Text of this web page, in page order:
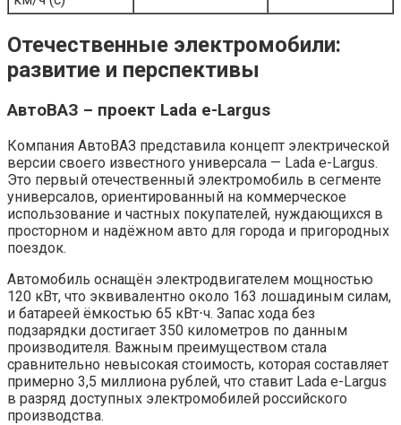
Отечественные электромобили:
развитие и перспективы
АвтоВАЗ – проект Lada e-Largus
Компания АвтоВАЗ представила концепт электрической
версии своего известного универсала — Lada e-Largus.
Это первый отечественный электромобиль в сегменте
универсалов, ориентированный на коммерческое
использование и частных покупателей, нуждающихся в
просторном и надёжном авто для города и пригородных
поездок.
Автомобиль оснащён электродвигателем мощностью
120 кВт, что эквивалентно около 163 лошадиным силам,
и батареей ёмкостью 65 кВт⋅ч. Запас хода без
подзарядки достигает 350 километров по данным
производителя. Важным преимуществом стала
сравнительно невысокая стоимость, которая составляет
примерно 3,5 миллиона рублей, что ставит Lada e-Largus
в разряд доступных электромобилей российского
производства.